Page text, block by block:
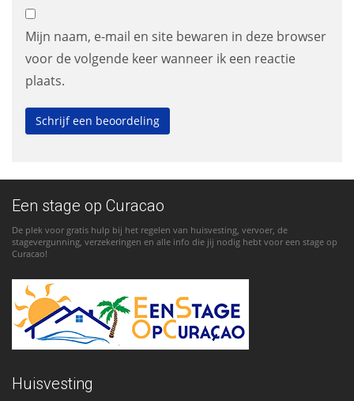
Mijn naam, e-mail en site bewaren in deze browser
voor de volgende keer wanneer ik een reactie
plaats.
Een stage op Curacao
De plek voor gratis hulp bij het regelen van huisvesting, vervoer, de
stagevergunning, verzekeringen en alle info die jij nodig hebt voor een stage op
Curacao!
Huisvesting